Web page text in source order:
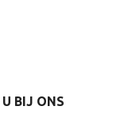
BIJ ONS